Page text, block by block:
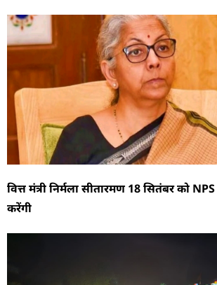
वित्त मंत्री निर्मला सीतारमण 18 सितंबर को
करेंगी